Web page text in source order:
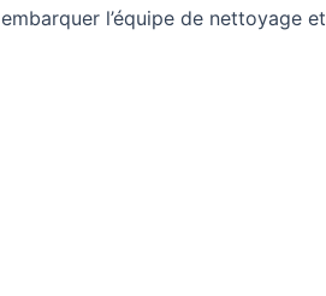
embarquer l’équipe de nettoyage et